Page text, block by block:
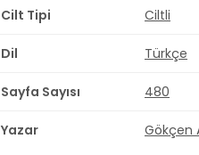
Cilt Tipi Ciltli
Dil Türkçe
Sayfa Sayısı 480
Yazar Gökçen